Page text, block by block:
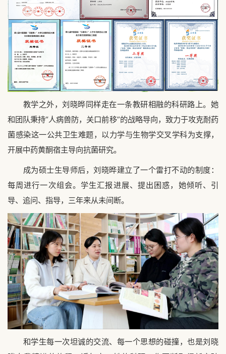
教学之外，刘晓晔同样走在一条教研相融的科研路上。她
和团队秉持“人病兽防，关口前移”的战略导向，致力于攻克耐药
菌感染这一公共卫生难题，以力学与生物学交叉学科为支撑，
开展中药黄酮宿主导向抗菌研究。
成为硕士生导师后，刘晓晔建立了一个雷打不动的制度：
每周进行一次组会。学生汇报进展、提出困惑，她倾听、引
导、追问、指导，三年来从未间断。
和学生每一次坦诚的交流、每一个思想的碰撞，也是刘晓